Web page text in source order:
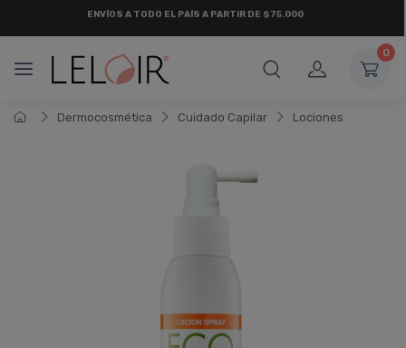
¡ HASTA 6 CUOTAS SIN INTERÉSY 18 CUOTAS FIJAS !
0
Dermocosmética Cuidado Capilar Lociones